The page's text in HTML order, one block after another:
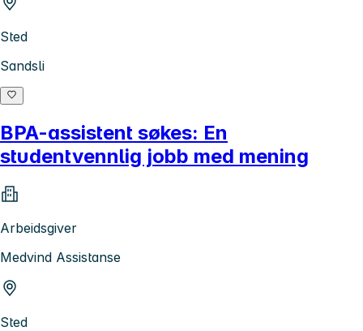
Sted
Sandsli
BPA-assistent søkes: En
studentvennlig jobb med mening
Arbeidsgiver
Medvind Assistanse
Sted